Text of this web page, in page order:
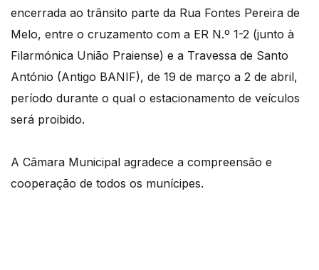
encerrada ao trânsito parte da Rua Fontes Pereira de
Melo, entre o cruzamento com a ER N.º 1-2 (junto à
Filarmónica União Praiense) e a Travessa de Santo
António (Antigo BANIF), de 19 de março a 2 de abril,
período durante o qual o estacionamento de veículos
será proibido.
A Câmara Municipal agradece a compreensão e
cooperação de todos os munícipes.